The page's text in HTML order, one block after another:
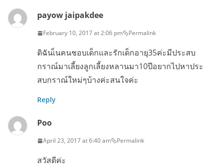
payow jaipakdee
February 10, 2017 at 2:06 pm Permalink
ดิฉันเ็นคนชอบเด็กและรักเด็กอายุ35ค่ะมีประสบ
กราณ์มาเลี้ยงลูกเลี้ยงหลานมา10ปีอยากไปหาประ
สบกราณ์ใหม่ๆบ้างค่ะสนใจค่ะ
Reply
Poo
April 23, 2017 at 6:40 am Permalink
สวัสดีค่ะ